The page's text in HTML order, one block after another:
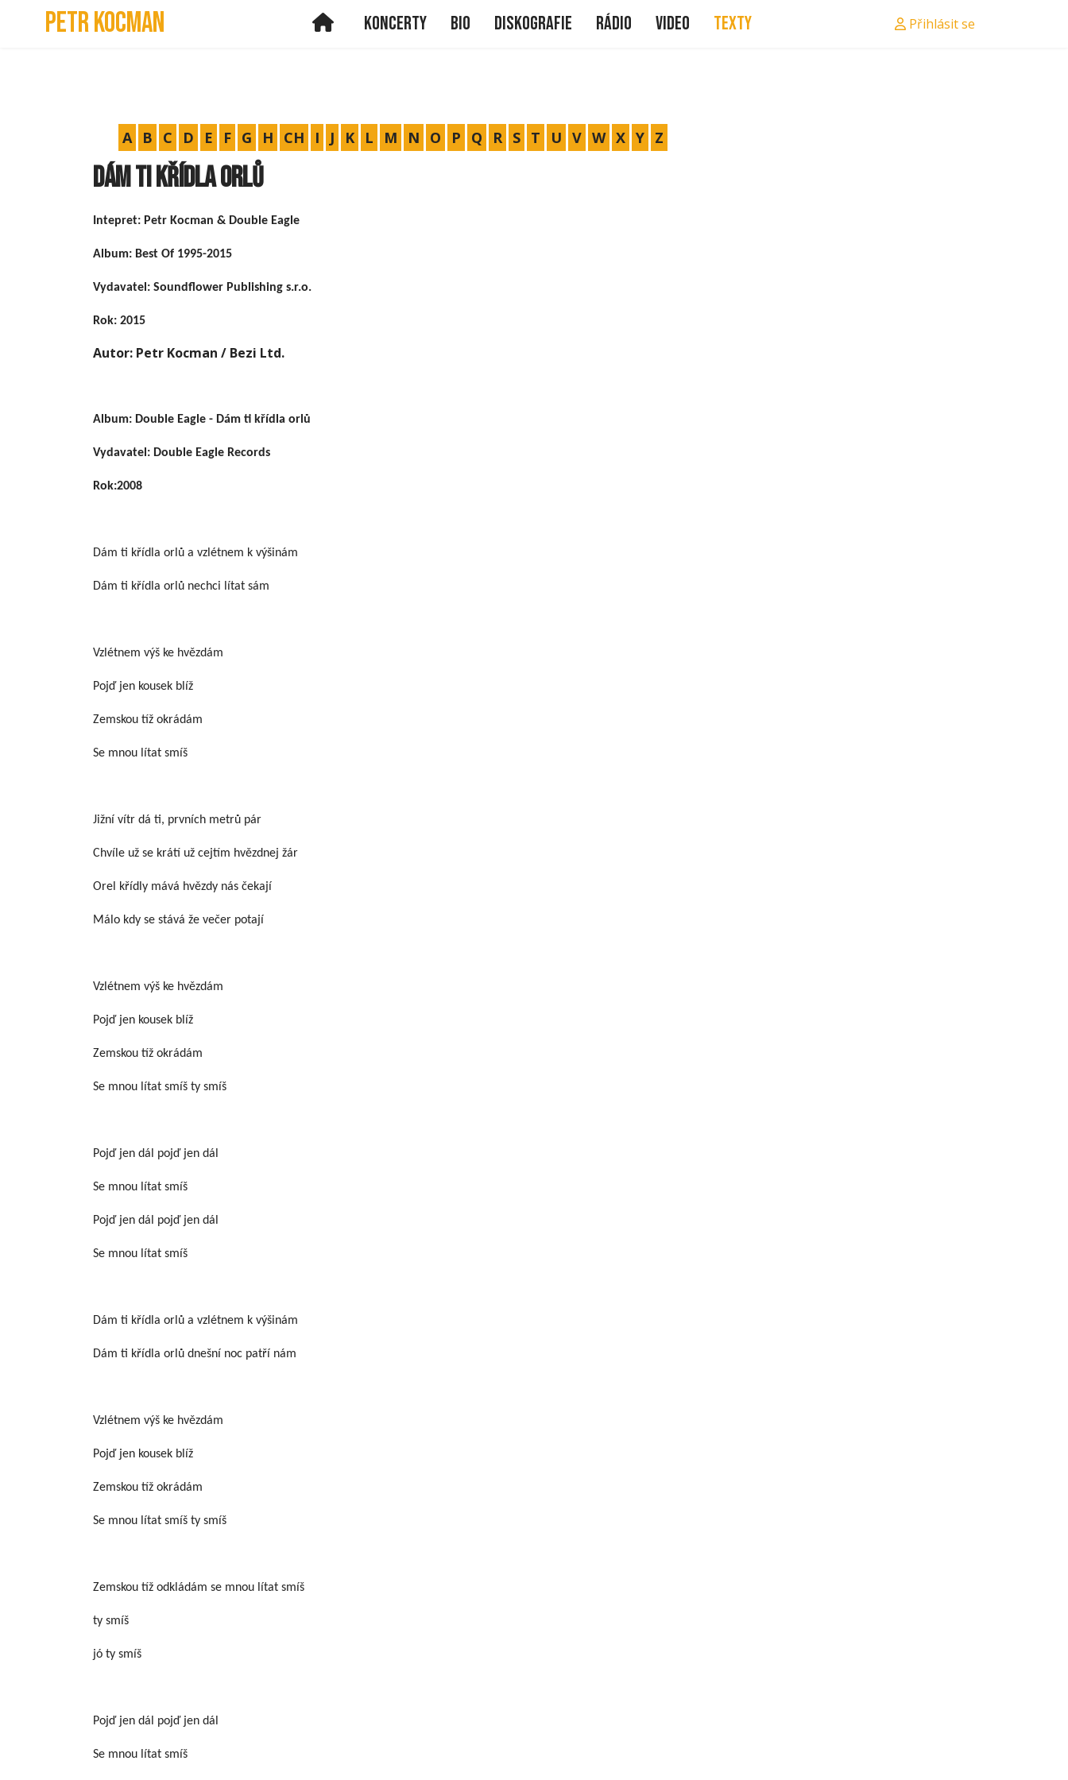
Petr Kocman HomeKoncerty Bio Diskografie Rádio Video Texty Přihlásit se
A B C D E F G H CH I J K L M N O P Q R S T U V W X Y Z
Dám ti křídla orlů
Intepret: Petr Kocman & Double Eagle
Album: Best Of 1995-2015
Vydavatel: Soundflower Publishing s.r.o.
Rok: 2015
Autor: Petr Kocman / Bezi Ltd.
Album: Double Eagle - Dám ti křídla orlů
Vydavatel: Double Eagle Records
Rok:2008
Dám ti křídla orlů a vzlétnem k výšinám
Dám ti křídla orlů nechci lítat sám
Vzlétnem výš ke hvězdám
Pojď jen kousek blíž
Zemskou tíž okrádám
Se mnou lítat smíš
Jižní vítr dá ti, prvních metrů pár
Chvíle už se krátí už cejtím hvězdnej žár
Orel křídly mává hvězdy nás čekají
Málo kdy se stává že večer potají
Vzlétnem výš ke hvězdám
Pojď jen kousek blíž
Zemskou tíž okrádám
Se mnou lítat smíš ty smíš
Pojď jen dál pojď jen dál
Se mnou lítat smíš
Pojď jen dál pojď jen dál
Se mnou lítat smíš
Dám ti křídla orlů a vzlétnem k výšinám
Dám ti křídla orlů dnešní noc patří nám
Vzlétnem výš ke hvězdám
Pojď jen kousek blíž
Zemskou tíž okrádám
Se mnou lítat smíš ty smíš
Zemskou tíž odkládám se mnou lítat smíš
ty smíš
jó ty smíš
Pojď jen dál pojď jen dál
Se mnou lítat smíš